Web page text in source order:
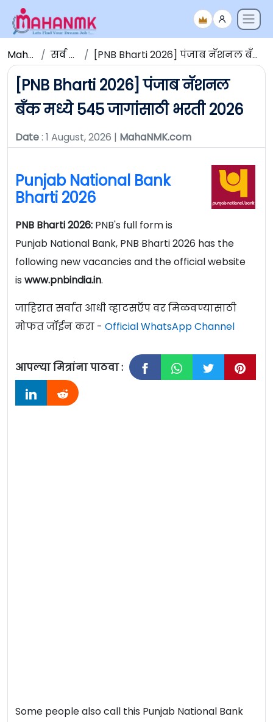
Maha NMK सर्व जाहिराती [PNB Bharti 2026] पंजाब नॅशनल बँक मध्ये 545 जागांसाठी भरती 2026
[PNB Bharti 2026] पंजाब नॅशनल
बँक मध्ये 545 जागांसाठी भरती 2026
Date: 1 August, 2026 | MahaNMK.com
Punjab National Bank
Bharti 2026
PNB Bharti 2026: PNB's full form is
Punjab National Bank, PNB Bharti 2026 has the
following new vacancies and the official website
is www.pnbindia.in.
जाहिरात सर्वात आधी व्हाटसऍप वर मिळवण्यासाठी
मोफत जॉईन करा - Official WhatsApp Channel
आपल्या मित्रांना पाठवा :
Some people also call this Punjab National Bank